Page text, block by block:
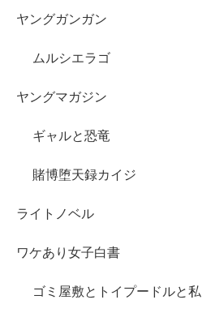
ヤングガンガン
ムルシエラゴ
ヤングマガジン
ギャルと恐竜
賭博堕天録カイジ
ライトノベル
ワケあり女子白書
ゴミ屋敷とトイプードルと私